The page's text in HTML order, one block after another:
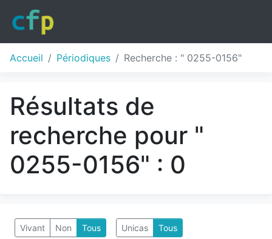
Accueil Périodiques Recherche : " 0255-0156"
Résultats de
recherche pour "
0255-0156" : 0
Vivant Non Tous Unicas Tous